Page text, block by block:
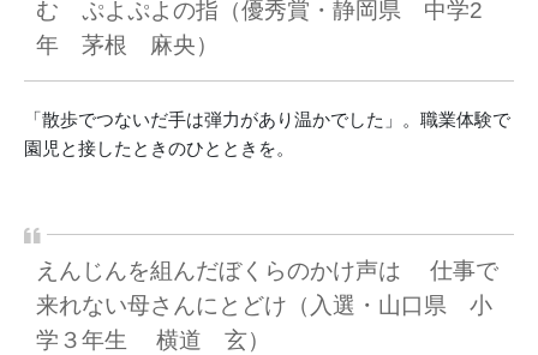
む ぷよぷよの指（優秀賞・静岡県 中学2
年 茅根 麻央）
「散歩でつないだ手は弾力があり温かでした」。職業体験で
園児と接したときのひとときを。
えんじんを組んだぼくらのかけ声は 仕事で
来れない母さんにとどけ（入選・山口県 小
学３年生 横道 玄）